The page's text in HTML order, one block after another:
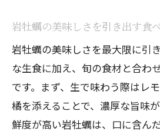
岩牡蠣の美味しさを引き出す食
岩牡蠣の美味しさを最大限に引
な生食に加え、旬の食材と合わ
です。まず、生で味わう際はレ
橘を添えることで、濃厚な旨味
鮮度が高い岩牡蠣は、口に含ん